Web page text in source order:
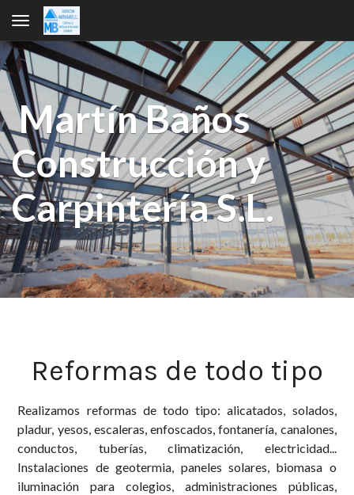
Toggle navigation
Martín Baños
Construcción y
Carpintería S.L.
Reformas de todo tipo
Realizamos reformas de todo tipo: alicatados, solados,
pladur, yesos, escaleras, enfoscados, fontanería, canalones,
conductos, tuberías, climatización, electricidad...
Instalaciones de geotermia, paneles solares, biomasa o
iluminación para colegios, administraciones públicas,